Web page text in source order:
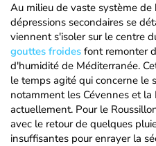
Au milieu de vaste système de
dépressions secondaires se
viennent s'isoler sur le centre
gouttes froides font remonter
d'humidité de Méditerranée.
le temps agité qui concerne le
notamment les Cévennes et
actuellement. Pour le
avec le retour de quelques
insuffisantes pour enrayer la